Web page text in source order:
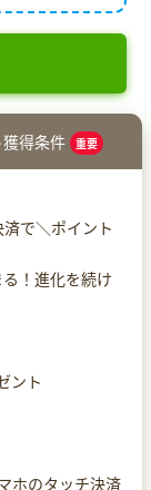
得条件 重要
で＼ポイント
！進化を続け
ント
ホのタッチ決済